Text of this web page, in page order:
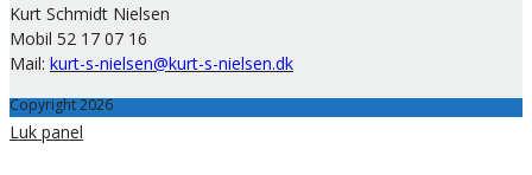
Kurt Schmidt Nielsen
Mobil 52 17 07 16
Mail: kurt-s-nielsen@kurt-s-nielsen.dk
Copyright 2026
Luk panel